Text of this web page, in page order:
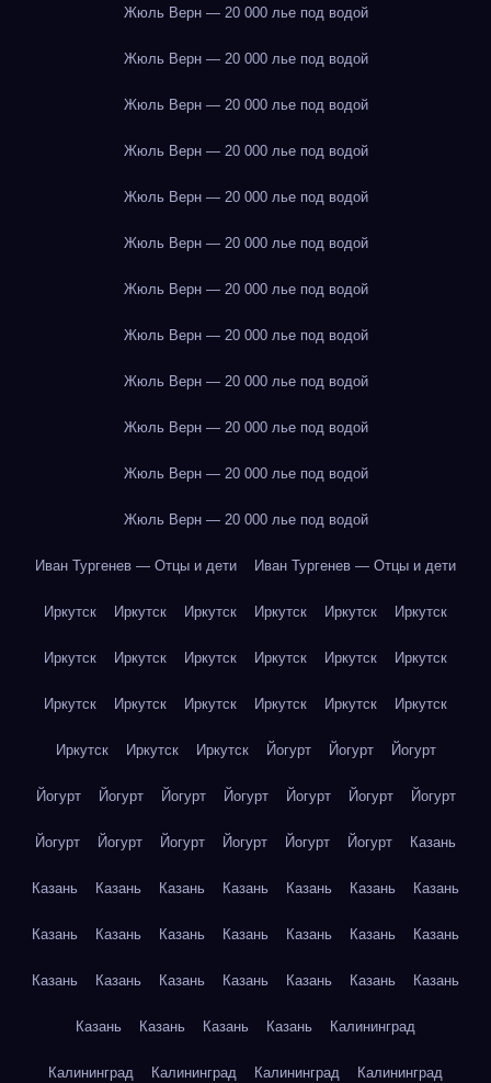
Жюль Верн — 20 000 лье под водой
Жюль Верн — 20 000 лье под водой
Жюль Верн — 20 000 лье под водой
Жюль Верн — 20 000 лье под водой
Жюль Верн — 20 000 лье под водой
Жюль Верн — 20 000 лье под водой
Жюль Верн — 20 000 лье под водой
Жюль Верн — 20 000 лье под водой
Жюль Верн — 20 000 лье под водой
Жюль Верн — 20 000 лье под водой
Жюль Верн — 20 000 лье под водой
Жюль Верн — 20 000 лье под водой
Иван Тургенев — Отцы и дети Иван Тургенев — Отцы и дети
Иркутск Иркутск Иркутск Иркутск Иркутск Иркутск
Иркутск Иркутск Иркутск Иркутск Иркутск Иркутск
Иркутск Иркутск Иркутск Иркутск Иркутск Иркутск
Иркутск Иркутск Иркутск Йогурт Йогурт Йогурт
Йогурт Йогурт Йогурт Йогурт Йогурт Йогурт Йогурт
Йогурт Йогурт Йогурт Йогурт Йогурт Йогурт Казань
Казань Казань Казань Казань Казань Казань Казань
Казань Казань Казань Казань Казань Казань Казань
Казань Казань Казань Казань Казань Казань Казань
Казань Казань Казань Казань Калининград
Калининград Калининград Калининград Калининград